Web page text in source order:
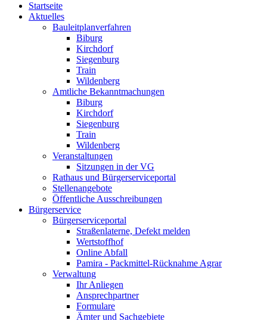
Startseite
Aktuelles
Bauleitplanverfahren
Biburg
Kirchdorf
Siegenburg
Train
Wildenberg
Amtliche Bekanntmachungen
Biburg
Kirchdorf
Siegenburg
Train
Wildenberg
Veranstaltungen
Sitzungen in der VG
Rathaus und Bürgerserviceportal
Stellenangebote
Öffentliche Ausschreibungen
Bürgerservice
Bürgerserviceportal
Straßenlaterne, Defekt melden
Wertstoffhof
Online Abfall
Pamira - Packmittel-Rücknahme Agrar
Verwaltung
Ihr Anliegen
Ansprechpartner
Formulare
Ämter und Sachgebiete